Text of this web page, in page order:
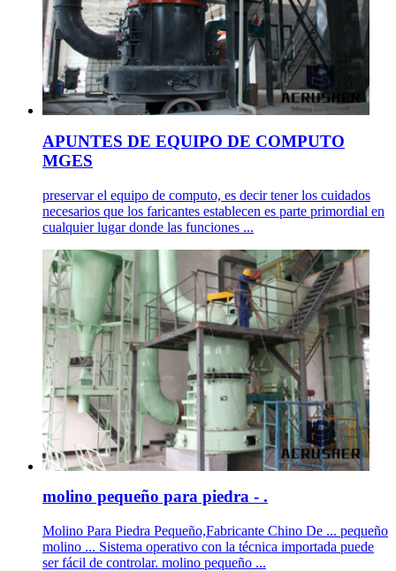
APUNTES DE EQUIPO DE COMPUTO
MGES
preservar el equipo de computo, es decir tener los cuidados
necesarios que los faricantes establecen es parte primordial en
cualquier lugar donde las funciones ...
molino pequeño para piedra - .
Molino Para Piedra Pequeño,Fabricante Chino De ... pequeño
molino ... Sistema operativo con la técnica importada puede
ser fácil de controlar. molino pequeño ...